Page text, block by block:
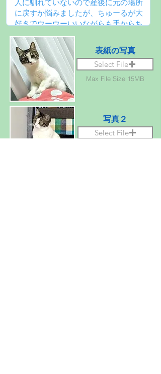
表紙の写真
Select File
Max File Size 15MB
写真２
Select File